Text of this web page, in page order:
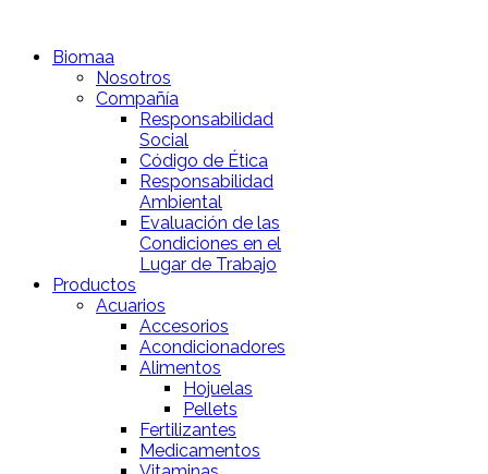
Biomaa
Nosotros
Compañía
Responsabilidad
Social
Código de Ética
Responsabilidad
Ambiental
Evaluación de las
Condiciones en el
Lugar de Trabajo
Productos
Acuarios
Accesorios
Acondicionadores
Alimentos
Hojuelas
Pellets
Fertilizantes
Medicamentos